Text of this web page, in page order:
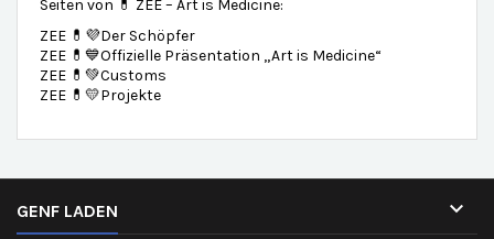
Seiten von 💊 ZEE – Art is Medicine:
ZEE 💊💜Der Schöpfer
ZEE 💊💙Offizielle Präsentation „Art is Medicine“
ZEE 💊💚Customs
ZEE 💊💛Projekte
GENF LADEN 